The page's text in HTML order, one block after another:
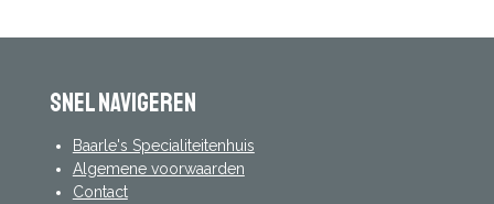
Snel navigeren
Baarle's Specialiteitenhuis
Algemene voorwaarden
Contact